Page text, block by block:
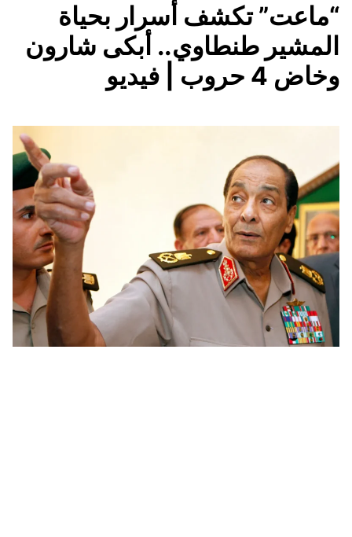
“ماعت” تكشف أسرار بحياة
المشير طنطاوي.. أبكى شارون
وخاض 4 حروب | فيديو